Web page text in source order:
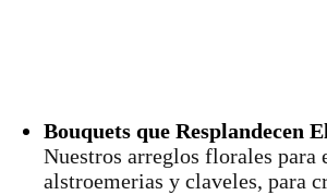
Bouquets que Resplandecen
Nuestros arreglos florales para
alstroemerias y claveles, para